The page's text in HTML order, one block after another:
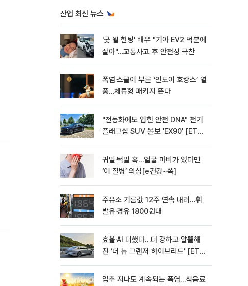
산업 최신 뉴스
'굿 윌 헌팅' 배우 "기아 EV2 덕분에
살아"…교통사고 후 안전성 극찬
폭염·스콜이 부른 ‘인도어 호캉스’ 열
풍…체류형 패키지 뜬다
"전동화에도 입힌 안전 DNA" 전기
플래그십 SUV 볼보 'EX90' [ET의
귀밑·턱밑 혹…얼굴 마비가 있다면
‘이 질병’ 의심[e건강~쏙]
주유소 기름값 12주 연속 내려…휘
발유·경유 1800원대
효율·AI 더했다…더 강하고 알뜰해
진 ‘더 뉴 그랜저 하이브리드’ [ET의
입추 지나도 계속되는 폭염…식음료